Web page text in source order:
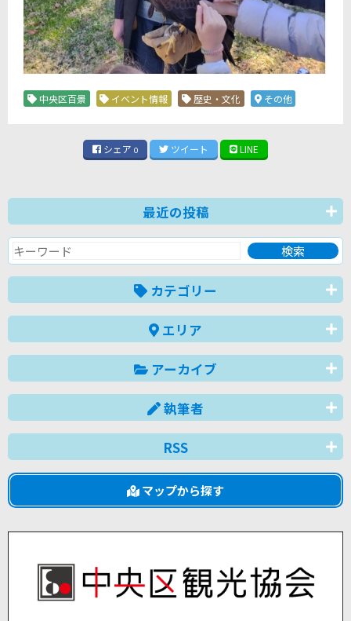
中央区百景 イベント情報 歴史・文化 その他
シェア 0 ツイート LINE
最近の投稿
カテゴリー
エリア
アーカイブ
執筆者
RSS
マップから探す